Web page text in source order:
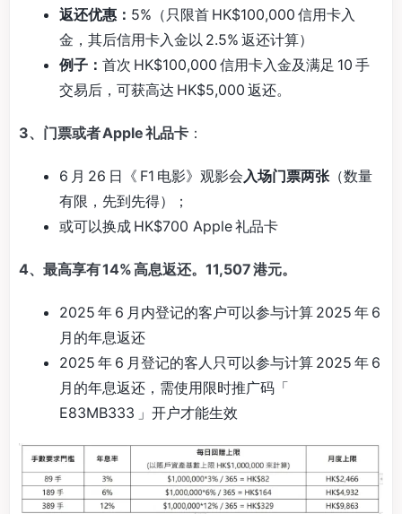
返还优惠： 5%（只限首 HK$100,000 信用卡入
金，其后信用卡入金以 2.5% 返还计算）
例子： 首次 HK$100,000 信用卡入金及满足 10 手
交易后，可获高达 HK$5,000 返还。
3、门票或者 Apple 礼品卡 ：
6 月 26 日《 F1 电影》观影会入场门票两张（数量
有限，先到先得）；
或可以换成 HK$700 Apple 礼品卡
4、最高享有 14% 高息返还。11,507 港元。
2025 年 6 月内登记的客户可以参与计算 2025 年 6
月的年息返还
2025 年 6 月登记的客人只可以参与计算 2025 年 6
月的年息返还，需使用限时推广码「
E83MB333 」开户才能生效